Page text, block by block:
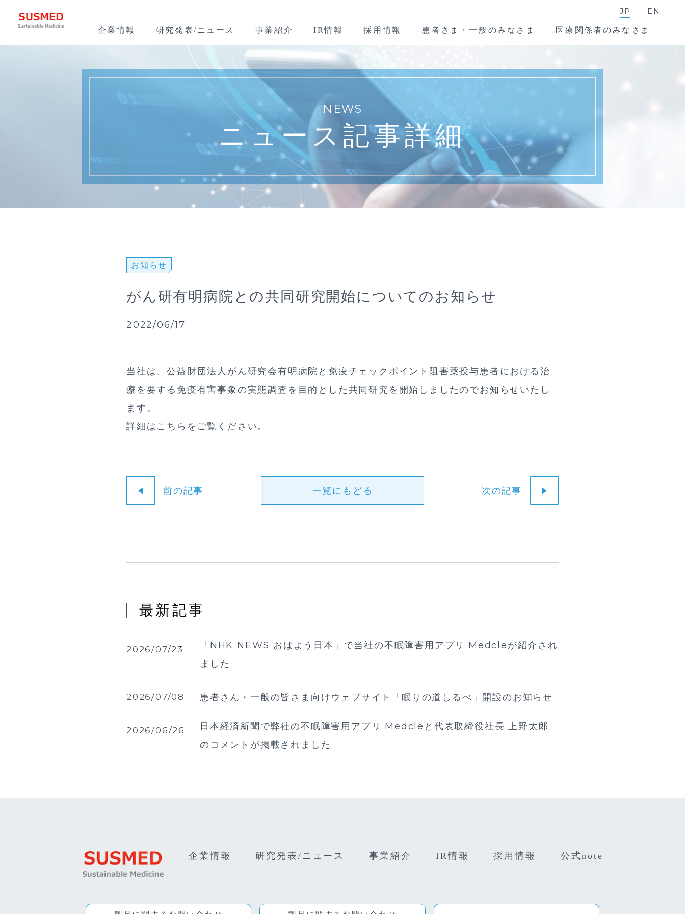
JP EN
企業情報 研究発表/ニュース 事業紹介 IR情報 採用情報 患者さま・一般のみなさま 医療関係者のみなさま
NEWS
ニュース記事詳細
お知らせ
がん研有明病院との共同研究開始についてのお知らせ
2022/06/17
当社は、公益財団法人がん研究会有明病院と免疫チェックポイント阻害薬投与患者における治
療を要する免疫有害事象の実態調査を目的とした共同研究を開始しましたのでお知らせいたし
ます。
詳細はこちら をご覧ください。
前の記事 一覧にもどる 次の記事
最新記事
2026/07/23
「NHK NEWS おはよう日本」で当社の不眠障害用アプリ Medcleが紹介され
ました
2026/07/08 患者さん・一般の皆さま向けウェブサイト「眠りの道しるべ」開設のお知らせ
2026/06/26
日本経済新聞で弊社の不眠障害用アプリ Medcleと代表取締役社長 上野太郎
のコメントが掲載されました
企業情報 研究発表/ニュース 事業紹介 IR情報 採用情報 公式note